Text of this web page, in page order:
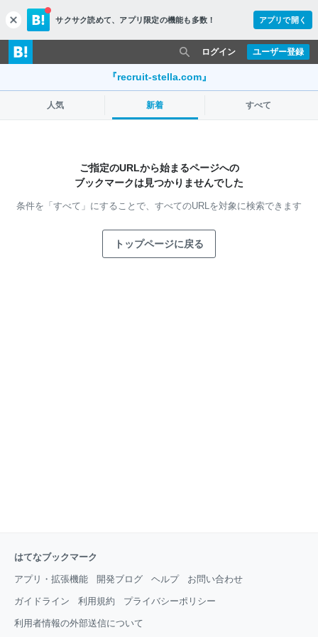
c
l
o
s
サクサク読めて、 アプリ限定の機能も多数！ アプリで開く
ユーザー登録
ログイン
『recruit-stella.com』
人気 新着 すべて
ご指定のURLから始まるページへの
ブックマークは見つかりませんでした
条件を「すべて」にすることで、 すべてのURLを対象に検索できます
トップページに戻る
はてなブックマーク
アプリ・拡張機能 開発ブログ ヘルプ お問い合わせ
ガイドライン 利用規約 プライバシーポリシー
利用者情報の外部送信について